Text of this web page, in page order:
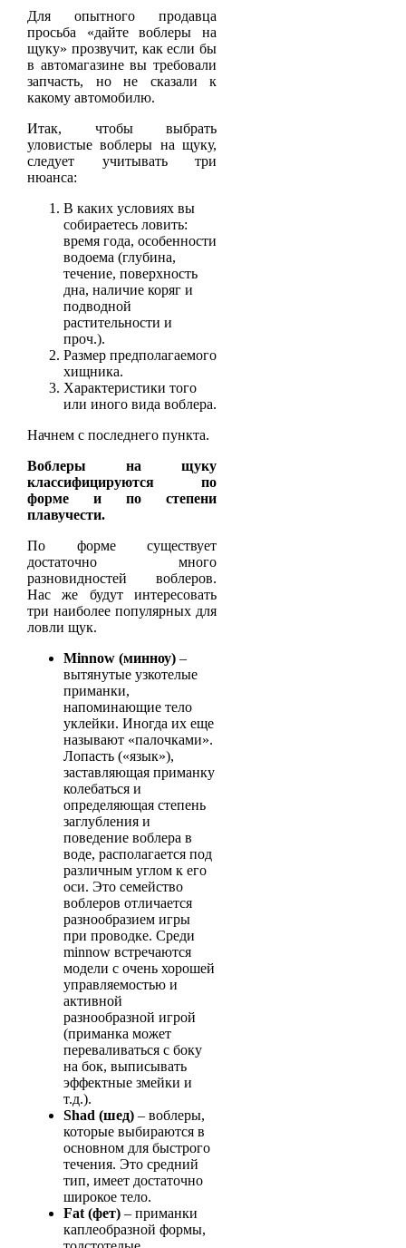
Для опытного продавца
просьба «дайте воблеры на
щуку» прозвучит, как если бы
в автомагазине вы требовали
запчасть, но не сказали к
какому автомобилю.
Итак, чтобы выбрать
уловистые воблеры на щуку,
следует учитывать три
нюанса:
В каких условиях вы
собираетесь ловить:
время года, особенности
водоема (глубина,
течение, поверхность
дна, наличие коряг и
подводной
растительности и
проч.).
Размер предполагаемого
хищника.
Характеристики того
или иного вида воблера.
Начнем с последнего пункта.
Воблеры на щуку
классифицируются по
форме и по степени
плавучести.
По форме существует
достаточно много
разновидностей воблеров.
Нас же будут интересовать
три наиболее популярных для
ловли щук.
Minnow (минноу) –
вытянутые узкотелые
приманки,
напоминающие тело
уклейки. Иногда их еще
называют «палочками».
Лопасть («язык»),
заставляющая приманку
колебаться и
определяющая степень
заглубления и
поведение воблера в
воде, располагается под
различным углом к его
оси. Это семейство
воблеров отличается
разнообразием игры
при проводке. Среди
minnow встречаются
модели с очень хорошей
управляемостью и
активной
разнообразной игрой
(приманка может
переваливаться с боку
на бок, выписывать
эффектные змейки и
т.д.).
Shad (шед) – воблеры,
которые выбираются в
основном для быстрого
течения. Это средний
тип, имеет достаточно
широкое тело.
Fat (фет) – приманки
каплеобразной формы,